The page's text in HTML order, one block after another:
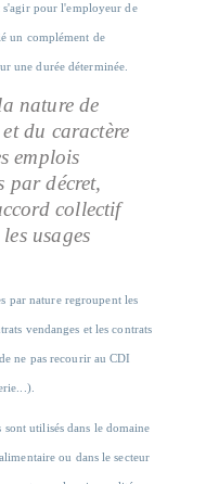
pour l'employeur de
un complément de
une durée déterminée.
nature de
et du caractère
emplois
par décret,
collectif
usages
par nature regroupent les
vendanges et les contrats
ne pas recourir au CDI
sont utilisés dans le domaine
ou dans le secteur